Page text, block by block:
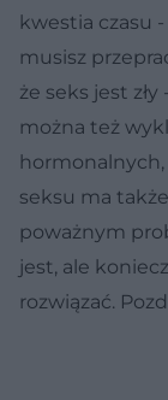
kwestia czasu
musisz
że seks jest
można też
seksu ma
poważnym
jest, ale
rozwiązać.